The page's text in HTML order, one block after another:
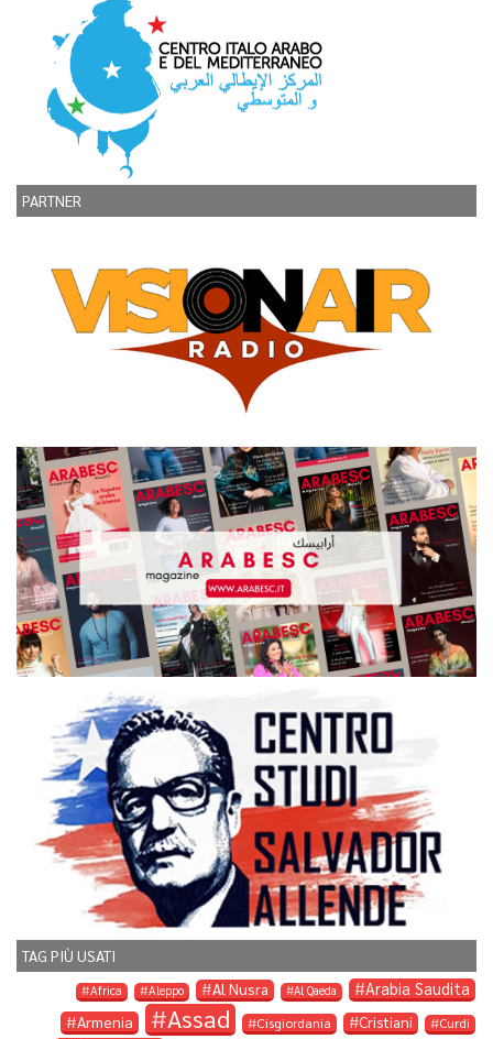
PARTNER
TAG PIÙ USATI
Africa Aleppo Al Nusra Al Qaeda Arabia Saudita
Armenia Assad Cisgiordania Cristiani Curdi